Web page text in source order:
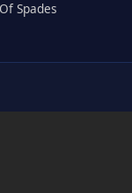
Spades